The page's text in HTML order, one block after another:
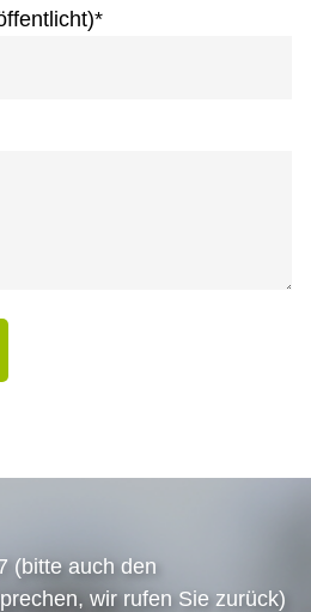
*
(bitte auch den
wir rufen Sie zurück)